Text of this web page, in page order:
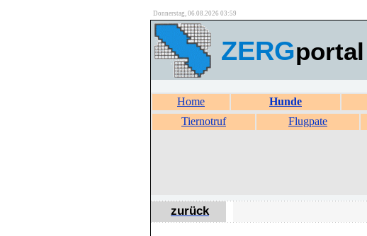
Donnerstag, 06.08.2026 03:59
ZERGportal
Home Hunde
Tiernotruf
Flugpate
zurück